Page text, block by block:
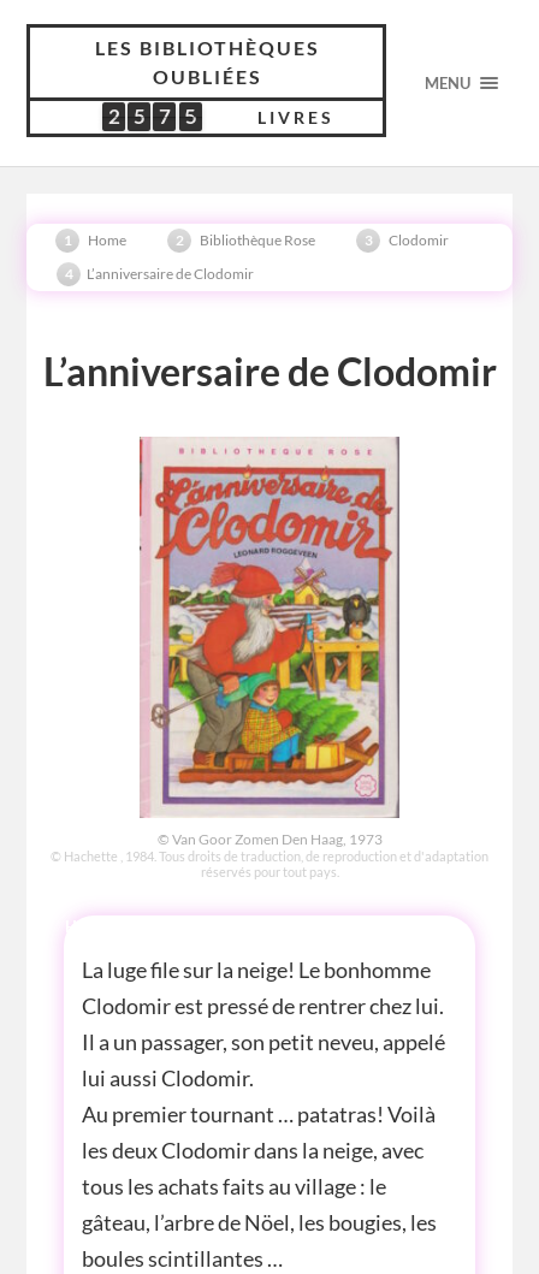
LES BIBLIOTHÈQUES
OUBLIÉES
2
5
2 5
1
5 7
8
7 5
9
5 LIVRES
MENU
Home Bibliothèque Rose
Clodomir
L’anniversaire de Clodomir
L’anniversaire de Clodomir
© Van Goor Zomen Den Haag, 1973
© Hachette , 1984. Tous droits de traduction, de reproduction et d'adaptation
réservés pour tout pays.
HISTOIRE
La luge file sur la neige! Le bonhomme
Clodomir est pressé de rentrer chez lui.
Il a un passager, son petit neveu, appelé
lui aussi Clodomir.
Au premier tournant … patatras! Voilà
les deux Clodomir dans la neige, avec
tous les achats faits au village : le
gâteau, l’arbre de Nöel, les bougies, les
boules scintillantes …